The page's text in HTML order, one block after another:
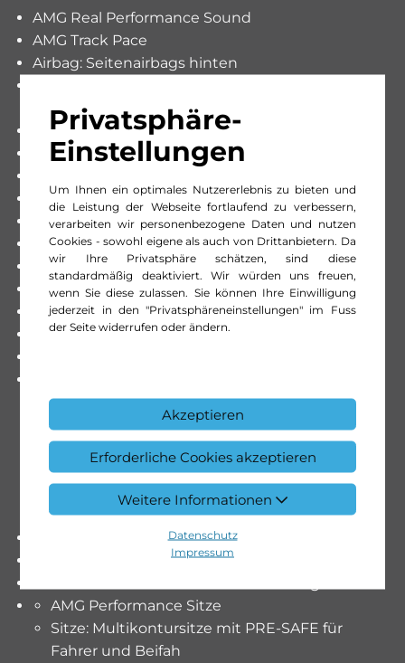
Privatsphäre-
Einstellungen
Um Ihnen ein optimales Nutzererlebnis zu bieten und
die Leistung der Webseite fortlaufend zu verbessern,
verarbeiten wir personenbezogene Daten und nutzen
Cookies - sowohl eigene als auch von Drittanbietern. Da
wir Ihre Privatsphäre schätzen, sind diese
standardmäßig deaktiviert. Wir würden uns freuen,
wenn Sie diese zulassen. Sie können Ihre Einwilligung
jederzeit in den "Privatsphäreneinstellungen" im Fuss
der Seite widerrufen oder ändern.
Akzeptieren
Erforderliche Cookies akzeptieren
Weitere Informationen
Datenschutz
Impressum
AMG Real Performance Sound
AMG Track Pace
Airbag: Seitenairbags hinten
Anhängerstabilisierung
Assist: Anhänger-Manövrierhilfe
Dekor: AMG Zierelemente Carbon
Media: Burmester 3D-Surround-Soundsystem
Media: Head-Up Display
Paket: AMG Carbon-Paket Exterieur II
Paket: AMG DYNAMIC PLUS Paket
Paket: AMG Exterieur Carbon Paket 2
Paket: AMG Exterieur Night-Paket
Paket: AMG Fahrer-Paket
THERMOTRONIC 4-Zonen
Licht: DIGITAL LIGHT mit Projektionsfunktion
Media: Burmester 3D-Surround-Soundsystem
Media: Head-Up Display
Paket: AMG Line Premium
Panorama-Schiebedach
Paket: AMG Night-Paket II
Exklusive AMG Kühlerverkleidung, dunkel
AMG Performance Sitze
Sitze: Multikontursitze mit PRE-SAFE für
Fahrer und Beifah